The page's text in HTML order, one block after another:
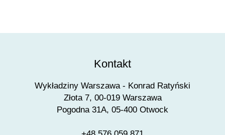
Kontakt
Wykładziny Warszawa - Konrad Ratyński
Złota 7, 00-019 Warszawa
Pogodna 31A, 05-400 Otwock